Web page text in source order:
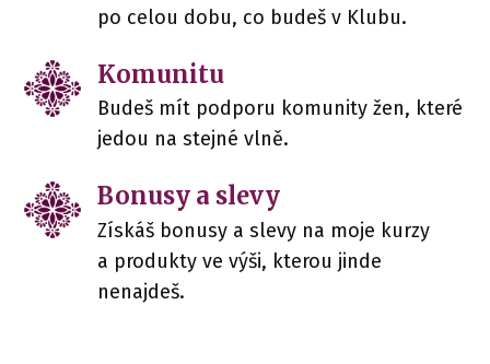
po celou dobu, co budeš v Klubu.
Komunitu
Budeš mít podporu komunity žen, které
jedou na stejné vlně.
Bonusy a slevy
Získáš bonusy a slevy na moje kurzy
a produkty ve výši, kterou jinde
nenajdeš.